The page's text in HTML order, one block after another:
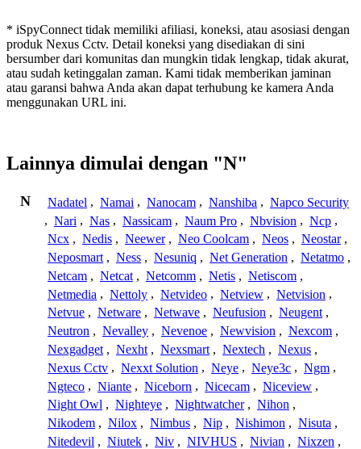
* iSpyConnect tidak memiliki afiliasi, koneksi, atau asosiasi dengan
produk Nexus Cctv. Detail koneksi yang disediakan di sini
bersumber dari komunitas dan mungkin tidak lengkap, tidak akurat,
atau sudah ketinggalan zaman. Kami tidak memberikan jaminan
atau garansi bahwa Anda akan dapat terhubung ke kamera Anda
menggunakan URL ini.
Lainnya dimulai dengan "N"
N Nadatel , Namai , Nanocam , Nanshiba , Napco Security
, Nari , Nas , Nassicam , Naum Pro , Nbvision , Ncp ,
Ncx , Nedis , Neewer , Neo Coolcam , Neos , Neostar ,
Neposmart , Ness , Nesuniq , Net Generation , Netatmo ,
Netcam , Netcat , Netcomm , Netis , Netiscom ,
Netmedia , Nettoly , Netvideo , Netview , Netvision ,
Netvue , Netware , Netwave , Neufusion , Neugent ,
Neutron , Nevalley , Nevenoe , Newvision , Nexcom ,
Nexgadget , Nexht , Nexsmart , Nextech , Nexus ,
Nexus Cctv , Nexxt Solution , Neye , Neye3c , Ngm ,
Ngteco , Niante , Niceborn , Nicecam , Niceview ,
Night Owl , Nighteye , Nightwatcher , Nihon ,
Nikodem , Nilox , Nimbus , Nip , Nishimon , Nisuta ,
Nitedevil , Niutek , Niv , NIVHUS , Nivian , Nixzen ,